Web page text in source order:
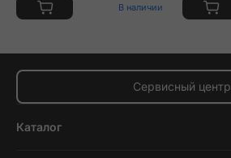
В наличии
Сервисный центр
Каталог